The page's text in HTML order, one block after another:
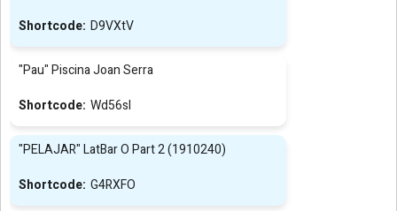
D9VXtV
"Pau" Piscina Joan Serra
Wd56sl
"PELAJAR" LatBar O Part 2 (1910240)
G4RXFO